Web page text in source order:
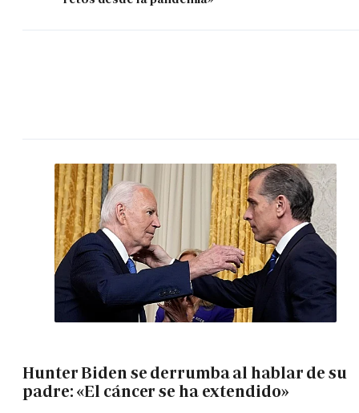
Hunter Biden se derrumba al hablar de su
padre: «El cáncer se ha extendido»